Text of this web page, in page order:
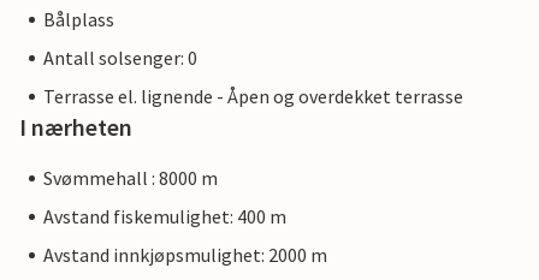
Bålplass
Antall solsenger: 0
Terrasse el. lignende - Åpen og overdekket terrasse
I nærheten
Svømmehall : 8000 m
Avstand fiskemulighet: 400 m
Avstand innkjøpsmulighet: 2000 m